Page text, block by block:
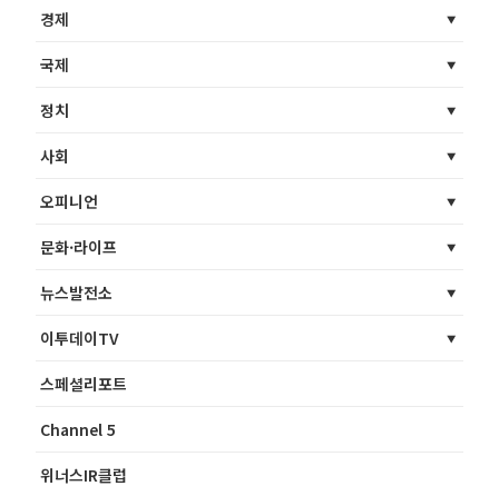
경제
국제
정치
사회
오피니언
문화·라이프
뉴스발전소
이투데이TV
스페셜리포트
Channel 5
위너스IR클럽